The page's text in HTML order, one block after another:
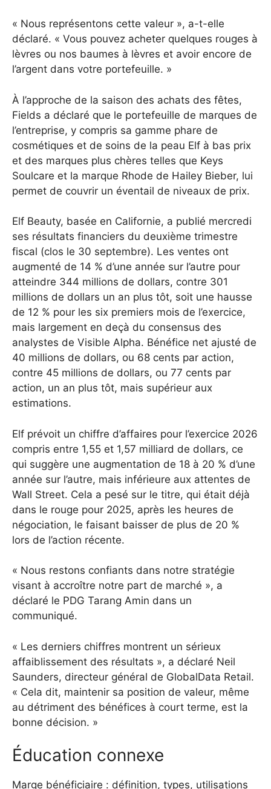
« Nous représentons cette valeur », a-t-elle
déclaré. « Vous pouvez acheter quelques rouges à
lèvres ou nos baumes à lèvres et avoir encore de
l’argent dans votre portefeuille. »
À l’approche de la saison des achats des fêtes,
Fields a déclaré que le portefeuille de marques de
l’entreprise, y compris sa gamme phare de
cosmétiques et de soins de la peau Elf à bas prix
et des marques plus chères telles que Keys
Soulcare et la marque Rhode de Hailey Bieber, lui
permet de couvrir un éventail de niveaux de prix.
Elf Beauty, basée en Californie, a publié mercredi
ses résultats financiers du deuxième trimestre
fiscal (clos le 30 septembre). Les ventes ont
augmenté de 14 % d’une année sur l’autre pour
atteindre 344 millions de dollars, contre 301
millions de dollars un an plus tôt, soit une hausse
de 12 % pour les six premiers mois de l’exercice,
mais largement en deçà du consensus des
analystes de Visible Alpha. Bénéfice net ajusté de
40 millions de dollars, ou 68 cents par action,
contre 45 millions de dollars, ou 77 cents par
action, un an plus tôt, mais supérieur aux
estimations.
Elf prévoit un chiffre d’affaires pour l’exercice 2026
compris entre 1,55 et 1,57 milliard de dollars, ce
qui suggère une augmentation de 18 à 20 % d’une
année sur l’autre, mais inférieure aux attentes de
Wall Street. Cela a pesé sur le titre, qui était déjà
dans le rouge pour 2025, après les heures de
négociation, le faisant baisser de plus de 20 %
lors de l’action récente.
« Nous restons confiants dans notre stratégie
visant à accroître notre part de marché », a
déclaré le PDG Tarang Amin dans un
communiqué.
« Les derniers chiffres montrent un sérieux
affaiblissement des résultats », a déclaré Neil
Saunders, directeur général de GlobalData Retail.
« Cela dit, maintenir sa position de valeur, même
au détriment des bénéfices à court terme, est la
bonne décision. »
Éducation connexe
Marge bénéficiaire : définition, types, utilisations